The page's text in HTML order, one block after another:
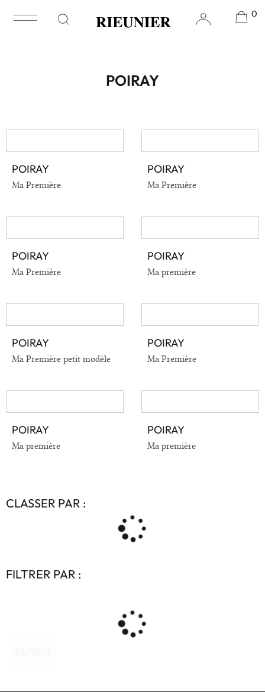
0
/ Poiray
POIRAY
CLASSER PAR :
FILTRER PAR :
VOIR EN DÉTAIL
POIRAY
Ma Première
VOIR EN DÉTAIL
POIRAY
Ma Première
VOIR EN DÉTAIL
POIRAY
Ma Première
VOIR EN DÉTAIL
POIRAY
Ma première
VOIR EN DÉTAIL
POIRAY
Ma Première petit modèle
VOIR EN DÉTAIL
POIRAY
Ma Première
VOIR EN DÉTAIL
POIRAY
Ma première
VOIR EN DÉTAIL
POIRAY
Ma première